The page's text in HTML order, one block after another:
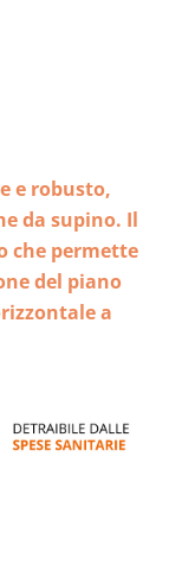
e robusto,
da supino. Il
che permette
del piano
a